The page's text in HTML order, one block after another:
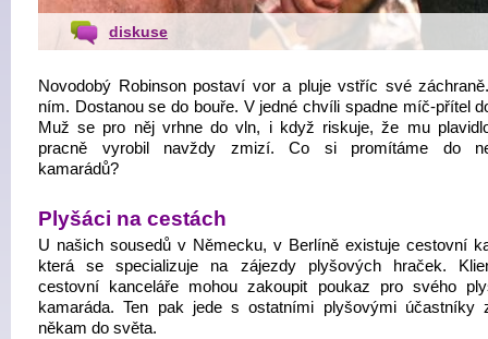
diskuse
Novodobý Robinson postaví vor a pluje vstříc své
ním. Dostanou se do bouře. V jedné chvíli spadne míč-přítel
Muž se pro něj vrhne do vln, i když riskuje, že mu
pracně vyrobil navždy zmizí. Co si promítáme do
kamarádů?
Plyšáci na cestách
U našich sousedů v Německu, v Berlíně existuje cestovní
která se specializuje na zájezdy plyšových hraček.
cestovní kanceláře mohou zakoupit poukaz pro svého
kamaráda. Ten pak jede s ostatními plyšovými účastníky
někam do světa.